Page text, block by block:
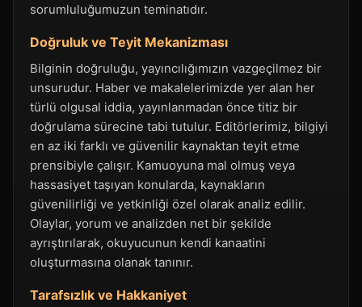
sorumluluğumuzun teminatıdır.
Doğruluk ve Teyit Mekanizması
Bilginin doğruluğu, yayıncılığımızın vazgeçilmez bir
unsurudur. Haber ve makalelerimizde yer alan her
türlü olgusal iddia, yayınlanmadan önce titiz bir
doğrulama sürecine tabi tutulur. Editörlerimiz, bilgiyi
en az iki farklı ve güvenilir kaynaktan teyit etme
prensibiyle çalışır. Kamuoyuna mal olmuş veya
hassasiyet taşıyan konularda, kaynakların
güvenilirliği ve yetkinliği özel olarak analiz edilir.
Olaylar, yorum ve analizden net bir şekilde
ayrıştırılarak, okuyucunun kendi kanaatini
oluşturmasına olanak tanınır.
Tarafsızlık ve Hakkaniyet